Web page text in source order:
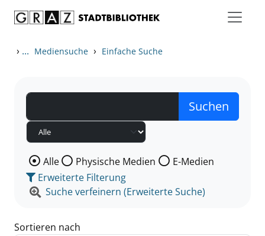
› ... Mediensuche › Einfache Suche
Wählen Sie die Medienart nach der Sie suchen wollen.
Alle Physische Medien
E-Medien
Erweiterte Filterung
Suche verfeinern (Erweiterte Suche)
Sortieren nach